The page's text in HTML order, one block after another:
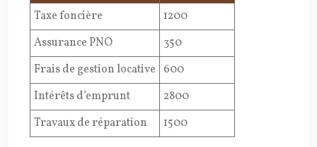
Taxe foncière
1200
Assurance PNO
350
Frais de gestion locative 600
Intérêts d’emprunt
2800
Travaux de réparation
1500